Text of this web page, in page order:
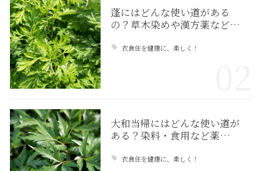
蓬にはどんな使い道がある
の？草木染めや漢方薬など…
衣食住を健康に、楽しく！
大和当帰にはどんな使い道が
ある？染料・食用など薬…
衣食住を健康に、楽しく！